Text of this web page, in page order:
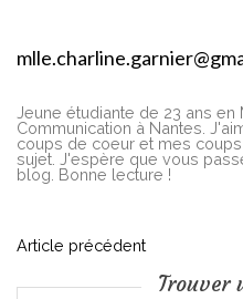
Jeune étudiante de 23 ans
Communication à Nantes.
coups de coeur et mes
sujet. J'espère que vous
blog. Bonne lecture !
N
Article précédent
Trouver